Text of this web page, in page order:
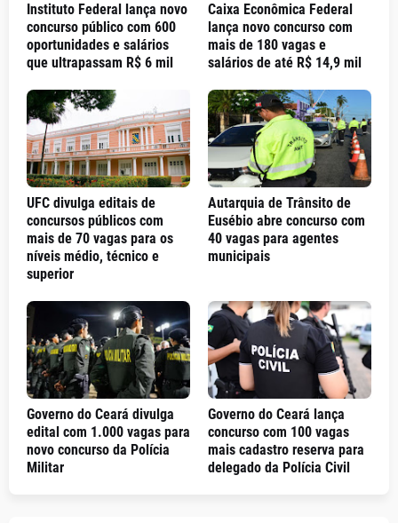
Instituto Federal lança novo
concurso público com 600
oportunidades e salários
que ultrapassam R$ 6 mil
Caixa Econômica Federal
lança novo concurso com
mais de 180 vagas e
salários de até R$ 14,9 mil
UFC divulga editais de
concursos públicos com
mais de 70 vagas para os
níveis médio, técnico e
superior
Autarquia de Trânsito de
Eusébio abre concurso com
40 vagas para agentes
municipais
Governo do Ceará divulga
edital com 1.000 vagas para
novo concurso da Polícia
Militar
Governo do Ceará lança
concurso com 100 vagas
mais cadastro reserva para
delegado da Polícia Civil